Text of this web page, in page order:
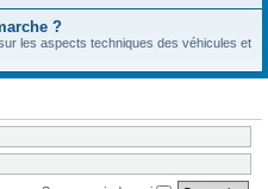
?
les aspects techniques des véhicules et